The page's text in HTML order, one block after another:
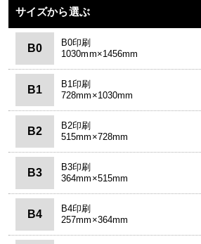
サイズから選ぶ
B0
B0印刷
1030mm×1456mm
B1
B1印刷
728mm×1030mm
B2
B2印刷
515mm×728mm
B3
B3印刷
364mm×515mm
B4
B4印刷
257mm×364mm